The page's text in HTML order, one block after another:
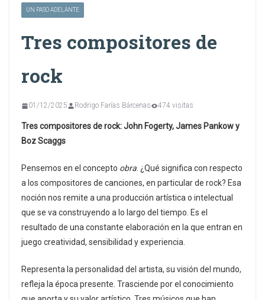
UN PASO ADELANTE
Tres compositores de
rock
01/12/2025 Rodrigo Farías Bárcenas 474 visitas
Tres compositores de rock: John Fogerty, James Pankow y
Boz Scaggs
Pensemos en el concepto obra . ¿Qué significa con respecto
a los compositores de canciones, en particular de rock? Esa
noción nos remite a una producción artística o intelectual
que se va construyendo a lo largo del tiempo. Es el
resultado de una constante elaboración en la que entran en
juego creatividad, sensibilidad y experiencia.
Representa la personalidad del artista, su visión del mundo,
refleja la época presente. Trasciende por el conocimiento